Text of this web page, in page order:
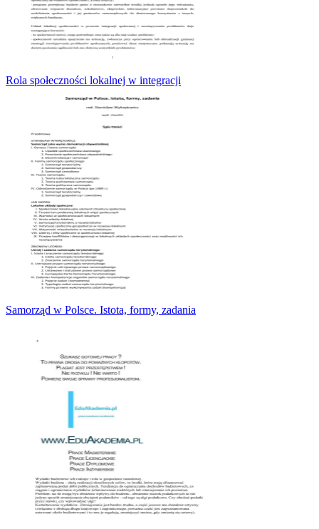
Rola społeczności lokalnej w integracji
Samorząd w Polsce. Istota, formy, zadania